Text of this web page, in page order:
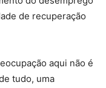
de recuperação
aqui não é
tudo, uma